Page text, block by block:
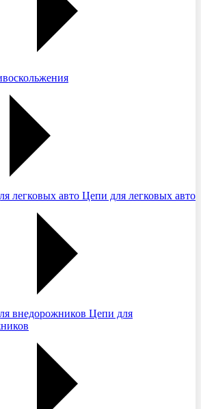
Цепи для легковых авто
Цепи для